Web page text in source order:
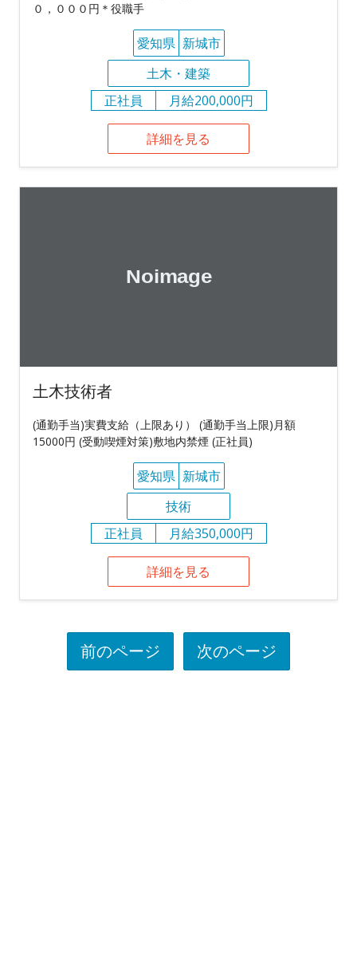
０，０００円＊役職手
愛知県 新城市
土木・建築
正社員
月給200,000円
詳細を見る
土木技術者
(通勤手当)実費支給（上限あり） (通勤手当上限)月額
15000円 (受動喫煙対策)敷地内禁煙 (正社員)
愛知県 新城市
技術
正社員
月給350,000円
詳細を見る
前のページ 次のページ